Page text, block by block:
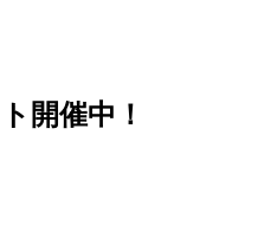
開催中！